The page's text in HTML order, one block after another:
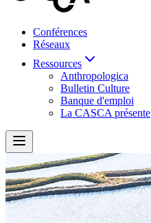
Conférences
Réseaux
Ressources
Anthropologica
Bulletin Culture
Banque d'emploi
La CASCA présente